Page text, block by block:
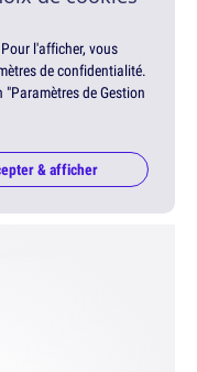
l'afficher, vous
de confidentialité.
de Gestion
& afficher